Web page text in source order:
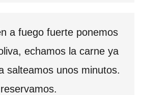
a fuego fuerte ponemos
echamos la carne ya
salteamos unos minutos.